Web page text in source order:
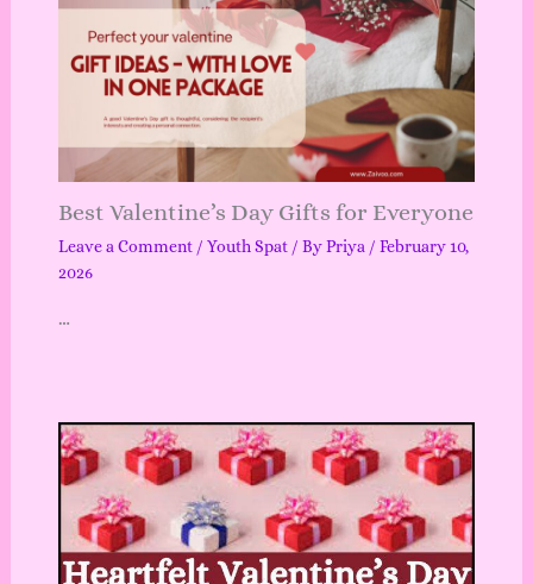
Best Valentine’s Day Gifts for Everyone
Leave a Comment / Youth Spat/ ByPriya / February 10,
2026
…